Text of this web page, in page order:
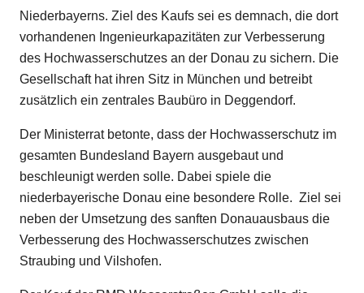
Niederbayerns. Ziel des Kaufs sei es demnach, die dort
vorhandenen Ingenieurkapazitäten zur Verbesserung
des Hochwasserschutzes an der Donau zu sichern. Die
Gesellschaft hat ihren Sitz in München und betreibt
zusätzlich ein zentrales Baubüro in Deggendorf.
Der Ministerrat betonte, dass der Hochwasserschutz im
gesamten Bundesland Bayern ausgebaut und
beschleunigt werden solle. Dabei spiele die
niederbayerische Donau eine besondere Rolle. Ziel sei
neben der Umsetzung des sanften Donauausbaus die
Verbesserung des Hochwasserschutzes zwischen
Straubing und Vilshofen.